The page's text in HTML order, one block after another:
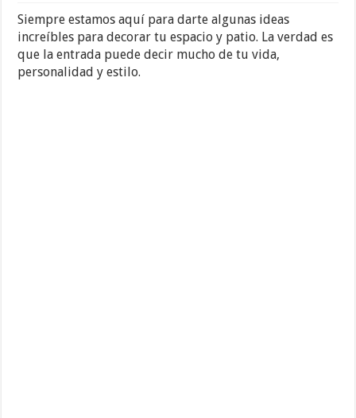
Siempre estamos aquí para darte algunas ideas
increíbles para decorar tu espacio y patio. La verdad es
que la entrada puede decir mucho de tu vida,
personalidad y estilo.